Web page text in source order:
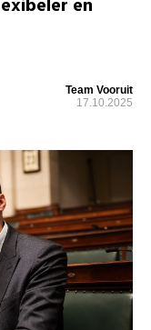
en
Team Vooruit
17.10.2025